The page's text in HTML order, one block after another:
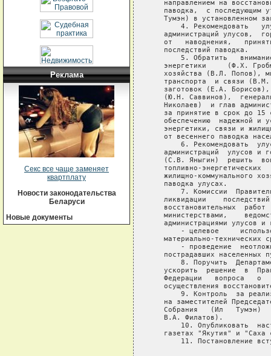
Реклама
Секс все чаще заменяет
квартплату
Новости законодательства
Беларуси
Новые документы
направлением на
паводка,  с последующим
Тумэн) в установленном
4. Рекомендовать
администраций улусов,
от   наводнения,
   последствий паводка.
5. Обратить
энергетики     (Ф.Х.
хозяйства (В.Л. Попов),
транспорта  и связи
заготовок (Е.А.
(Ю.Н. Саввинов),
Николаев)  и глав
за принятие в срок до 15
обеспечению  надежной и
энергетики, связи и
от весеннего паводка
6. Рекомендовать
администраций  улусов и
(С.В. Яныгин)  решить
топливно-энергетических
жилищно-коммунального
   паводка улусах.
7. Комиссии
ликвидации
восстановительных  работ
министерствами,
администрациями улусов и
- целевое
материально-технических
- проведение
пострадавших населенных
8. Поручить
ускорить  решение  в
Федерации   вопроса   о
осуществления
9. Контроль  за
на заместителей
Собрания   (Ил   Тумэн)
   В.А. Филатов).
10. Опубликовать
газетах "Якутия" и "Саха
11. Постановление